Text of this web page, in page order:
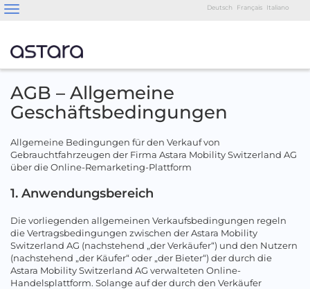
Navigation
Deutsch Français Italiano
AGB – Allgemeine
Geschäftsbedingungen
Allgemeine Bedingungen für den Verkauf von
Gebrauchtfahrzeugen der Firma Astara Mobility Switzerland AG
über die Online-Remarketing-Plattform
1. Anwendungsbereich
Die vorliegenden allgemeinen Verkaufsbedingungen regeln
die Vertragsbedingungen zwischen der Astara Mobility
Switzerland AG (nachstehend „der Verkäufer“) und den Nutzern
(nachstehend „der Käufer“ oder „der Bieter“) der durch die
Astara Mobility Switzerland AG verwalteten Online-
Handelsplattform. Solange auf der durch den Verkäufer